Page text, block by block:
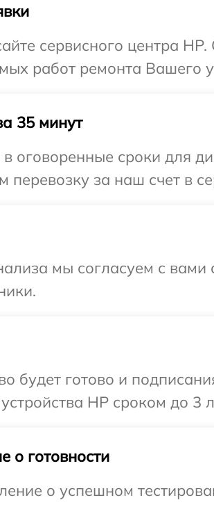
сервисного центра
работ ремонта Вашего
35 минут
оговоренные сроки для
перевозку за наш счет в
мы согласуем с
будет готово и
HP сроком до 3
о готовности
о успешном